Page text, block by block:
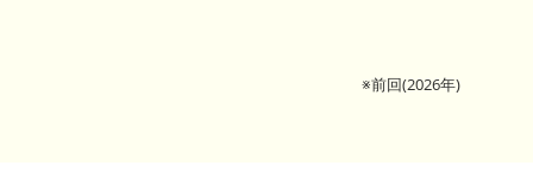
※前回(2026年)